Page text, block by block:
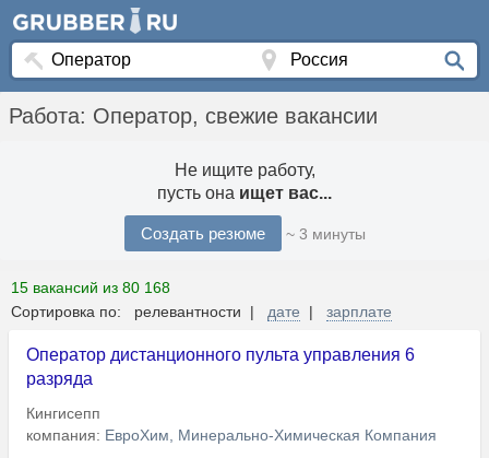
Работа: Оператор, свежие вакансии
Не ищите работу,
пусть она ищет вас...
Создать резюме ~ 3 минуты
15 вакансий из 80 168
Сортировка по: релевантности | дате | зарплате
Оператор дистанционного пульта управления 6
разряда
Кингисепп
компания: ЕвроХим, Минерально-Химическая Компания